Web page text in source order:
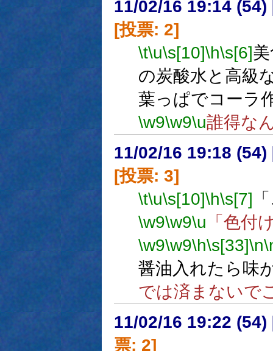
11/02/16 19:14 (54)
[投票: 2]
\t\u\s[10]\h\s[6]
の炭酸水と高級
葉っぱでコーラ
\w9\w9\u誰得な
11/02/16 19:18 (54)
[投票: 3]
\t\u\s[10]\h\s[7]
\w9\w9\u 「色付
\w9\w9\h\s[33]\n
醤油入れたら味
では済まないで
11/02/16 19:22 (54)
票: 2]